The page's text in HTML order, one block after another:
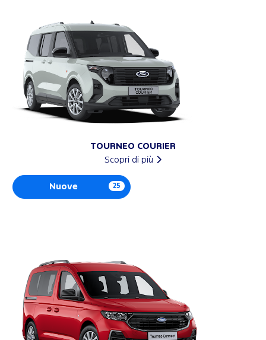
TOURNEO COURIER
Scopri di più
Nuove 25